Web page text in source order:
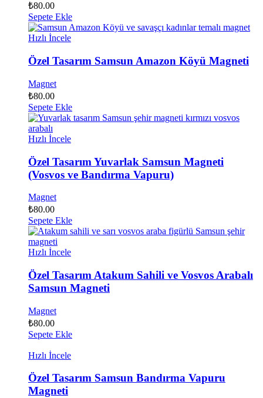
₺80.00
Sepete Ekle
Hızlı İncele
Özel Tasarım Samsun Amazon Köyü Magneti
Magnet
₺80.00
Sepete Ekle
Hızlı İncele
Özel Tasarım Yuvarlak Samsun Magneti
(Vosvos ve Bandırma Vapuru)
Magnet
₺80.00
Sepete Ekle
Hızlı İncele
Özel Tasarım Atakum Sahili ve Vosvos Arabalı
Samsun Magneti
Magnet
₺80.00
Sepete Ekle
Hızlı İncele
Özel Tasarım Samsun Bandırma Vapuru
Magneti